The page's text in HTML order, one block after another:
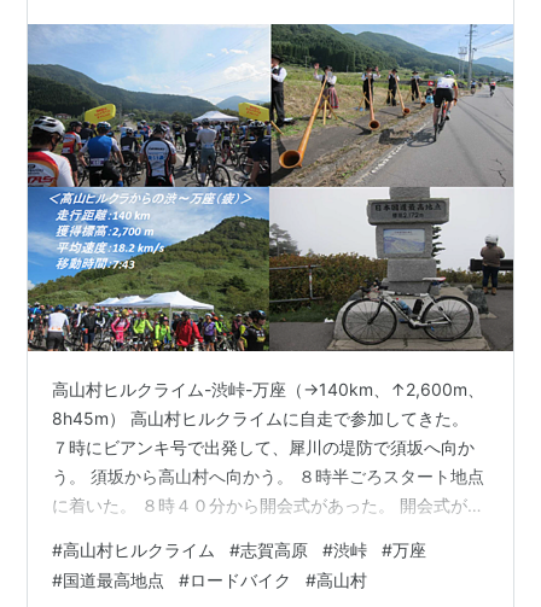
高山村ヒルクライム-渋峠-万座（→140km、↑2,600m、
8h45m） 高山村ヒルクライムに自走で参加してきた。
７時にビアンキ号で出発して、犀川の堤防で須坂へ向か
う。 須坂から高山村へ向かう。 ８時半ごろスタート地点
に着いた。 ８時４０分から開会式があった。 開会式が終
ダ走って時間をつぶす。 スタートラインに並んで、１０
時に男子Ｃ，Ｄクラスがスタートした。 レースの模様は
#高山村ヒルクライム #志賀高原 #渋峠 #万座
#国道最高地点 #ロードバイク #高山村